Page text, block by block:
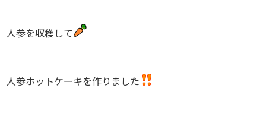
人参を収穫して
人参ホットケーキを作りました